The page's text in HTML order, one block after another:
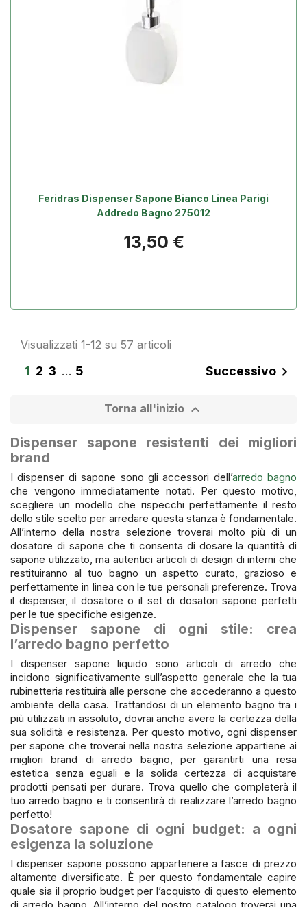
Feridras Dispenser Sapone Bianco Linea Parigi
Addredo Bagno 275012
Prezzo
13,50 €
Visualizzati 1-12 su 57 articoli
1 2 3 … 5 Successivo 
Torna all'inizio 
Dispenser sapone resistenti dei migliori
brand
I dispenser di sapone sono gli accessori dell’arredo bagno
che vengono immediatamente notati. Per questo motivo,
scegliere un modello che rispecchi perfettamente il resto
dello stile scelto per arredare questa stanza è fondamentale.
All’interno della nostra selezione troverai molto più di un
dosatore di sapone che ti consenta di dosare la quantità di
sapone utilizzato, ma autentici articoli di design di interni che
restituiranno al tuo bagno un aspetto curato, grazioso e
perfettamente in linea con le tue personali preferenze. Trova
il dispenser, il dosatore o il set di dosatori sapone perfetti
per le tue specifiche esigenze.
Dispenser sapone di ogni stile: crea
l’arredo bagno perfetto
I dispenser sapone liquido sono articoli di arredo che
incidono significativamente sull’aspetto generale che la tua
rubinetteria restituirà alle persone che accederanno a questo
ambiente della casa. Trattandosi di un elemento bagno tra i
più utilizzati in assoluto, dovrai anche avere la certezza della
sua solidità e resistenza. Per questo motivo, ogni dispenser
per sapone che troverai nella nostra selezione appartiene ai
migliori brand di arredo bagno, per garantirti una resa
estetica senza eguali e la solida certezza di acquistare
prodotti pensati per durare. Trova quello che completerà il
tuo arredo bagno e ti consentirà di realizzare l’arredo bagno
perfetto!
Dosatore sapone di ogni budget: a ogni
esigenza la soluzione
I dispenser sapone possono appartenere a fasce di prezzo
altamente diversificate. È per questo fondamentale capire
quale sia il proprio budget per l’acquisto di questo elemento